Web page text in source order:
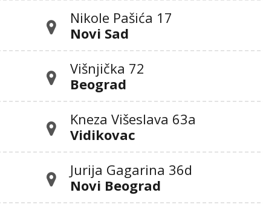
Nikole Pašića 17
Novi Sad
Višnjička 72
Beograd
Kneza Višeslava 63a
Vidikovac
Jurija Gagarina 36d
Novi Beograd